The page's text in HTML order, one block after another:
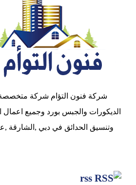
شركة فنون التؤام شركة
الديكورات والجبس بورد وجميع اعمال
وتنسيق الحدائق في دبي ,الشارقة
rss